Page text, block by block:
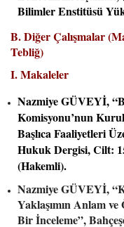
Bilimler Enstitüsü
B. Diğer Çalışmalar
Tebliğ)
I. Makaleler
Nazmiye GÜVEYİ,
Komisyonu’nun
Başlıca Faaliyetleri
Hukuk Dergisi, Cilt:
(Hakemli).
Nazmiye GÜVEYİ,
Yaklaşımın Anlam
Bir İnceleme”,